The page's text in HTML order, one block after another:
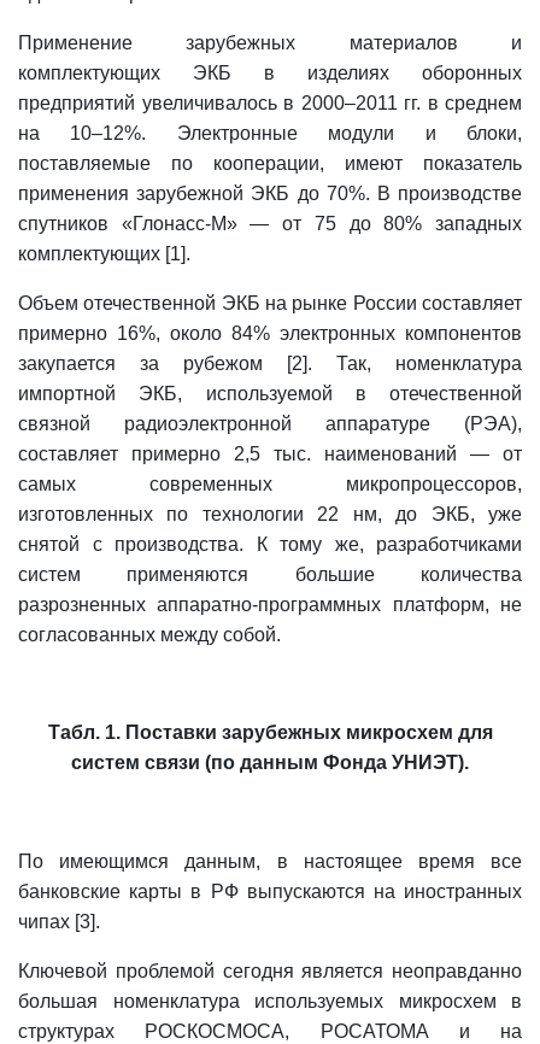
Применение зарубежных материалов и
комплектующих ЭКБ в изделиях оборонных
предприятий увеличивалось в 2000–2011 гг. в среднем
на 10–12%. Электронные модули и блоки,
поставляемые по кооперации, имеют показатель
применения зарубежной ЭКБ до 70%. В производстве
спутников «Глонасс-М» — от 75 до 80% западных
комплектующих [1].
Объем отечественной ЭКБ на рынке России составляет
примерно 16%, около 84% электронных компонентов
закупается за рубежом [2]. Так, номенклатура
импортной ЭКБ, используемой в отечественной
связной радиоэлектронной аппаратуре (РЭА),
составляет примерно 2,5 тыс. наименований — от
самых современных микропроцессоров,
изготовленных по технологии 22 нм, до ЭКБ, уже
снятой с производства. К тому же, разработчиками
систем применяются большие количества
разрозненных аппаратно-программных платформ, не
согласованных между собой.
Табл. 1. Поставки зарубежных микросхем для
систем связи (по данным Фонда УНИЭТ).
По имеющимся данным, в настоящее время все
банковские карты в РФ выпускаются на иностранных
чипах [3].
Ключевой проблемой сегодня является неоправданно
большая номенклатура используемых микросхем в
структурах РОСКОСМОСА, РОСАТОМА и на